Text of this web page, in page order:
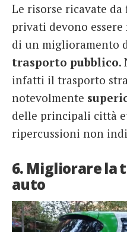
Le risorse ricavate
privati devono essere
di un miglioramento
trasporto pubblico.
infatti il trasporto
notevolmente
delle principali città
ripercussioni non
6. Migliorare la
auto